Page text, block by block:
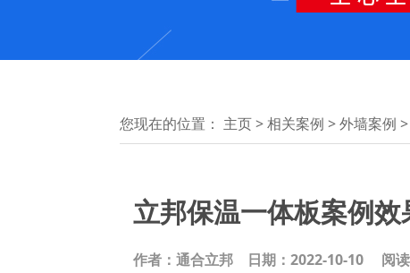
您现在的位置： 主页>相关案例 >外墙案例
立邦保温一体板案例效
作者：通合立邦 日期：2022-10-10 阅